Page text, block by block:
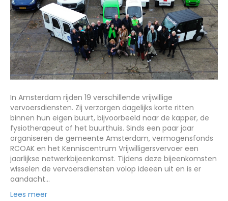
In Amsterdam rijden 19 verschillende vrijwillige
vervoersdiensten. Zij verzorgen dagelijks korte ritten
binnen hun eigen buurt, bijvoorbeeld naar de kapper, de
fysiotherapeut of het buurthuis. Sinds een paar jaar
organiseren de gemeente Amsterdam, vermogensfonds
RCOAK en het Kenniscentrum Vrijwilligersvervoer een
jaarlijkse netwerkbijeenkomst. Tijdens deze bijeenkomsten
wisselen de vervoersdiensten volop ideeën uit en is er
aandacht…
Lees meer